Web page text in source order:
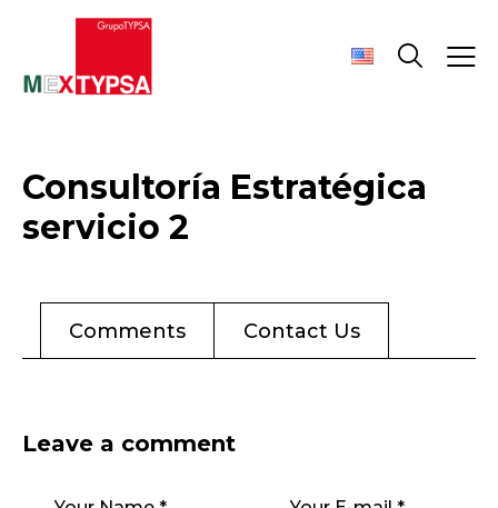
Consultoría Estratégica
servicio 2
Comments Contact Us
Leave a comment